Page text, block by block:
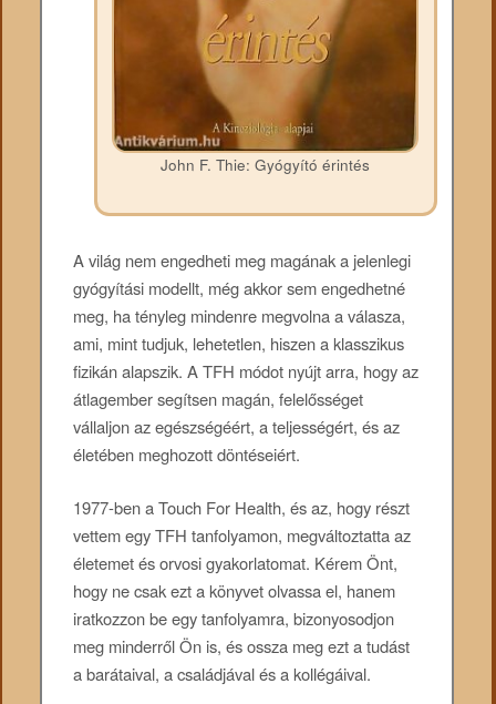
John F. Thie: Gyógyító érintés
A világ nem engedheti meg magának a jelenlegi
gyógyítási modellt, még akkor sem engedhetné
meg, ha tényleg mindenre megvolna a válasza,
ami, mint tudjuk, lehetetlen, hiszen a klasszikus
fizikán alapszik. A TFH módot nyújt arra, hogy az
átlagember segítsen magán, felelősséget
vállaljon az egészségéért, a teljességért, és az
életében meghozott döntéseiért.
1977-ben a Touch For Health, és az, hogy részt
vettem egy TFH tanfolyamon, megváltoztatta az
életemet és orvosi gyakorlatomat. Kérem Önt,
hogy ne csak ezt a könyvet olvassa el, hanem
iratkozzon be egy tanfolyamra, bizonyosodjon
meg minderről Ön is, és ossza meg ezt a tudást
a barátaival, a családjával és a kollégáival.